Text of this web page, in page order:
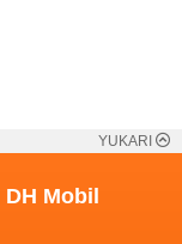
YUKARI
DH Mobil